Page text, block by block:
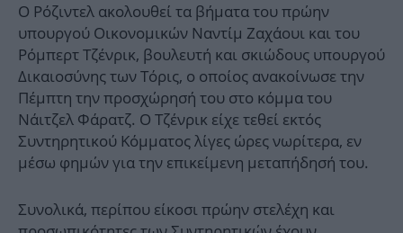
Ο Ρόζιντελ ακολουθεί τα βήματα του πρώην
υπουργού Οικονομικών Ναντίμ Ζαχάουι και του
Ρόμπερτ Τζένρικ, βουλευτή και σκιώδους υπουργού
Δικαιοσύνης των Τόρις, ο οποίος ανακοίνωσε την
Πέμπτη την προσχώρησή του στο κόμμα του
Νάιτζελ Φάρατζ. Ο Τζένρικ είχε τεθεί εκτός
Συντηρητικού Κόμματος λίγες ώρες νωρίτερα, εν
μέσω φημών για την επικείμενη μεταπήδησή του.
Συνολικά, περίπου είκοσι πρώην στελέχη και